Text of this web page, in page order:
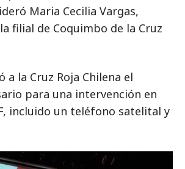
Maria Cecilia Vargas,
filial de Coquimbo de la Cruz
a la Cruz Roja Chilena el
para una intervención en
incluido un teléfono satelital y